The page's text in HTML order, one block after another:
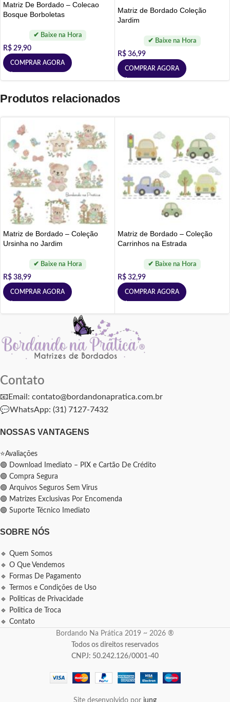
Matriz De Bordado – Colecao
Bosque Borboletas
R$ 29,90
COMPRAR AGORA
Matriz de Bordado Coleção
Jardim
R$ 36,99
COMPRAR AGORA
Produtos relacionados
Matriz de Bordado – Coleção
Ursinha no Jardim
R$ 38,99
COMPRAR AGORA
Matriz de Bordado – Coleção
Carrinhos na Estrada
R$ 32,99
COMPRAR AGORA
Contato
📧Email: contato@bordandonapratica.com.br
💬WhatsApp: (31) 7127-7432
NOSSAS VANTAGENS
⭐Avaliações
🟢 Download Imediato – PIX e Cartão De Crédito
🟢 Compra Segura
🟢 Arquivos Seguros Sem Vírus
🟢 Matrizes Exclusivas Por Encomenda
🟢 Suporte Técnico Imediato
SOBRE NÓS
🔹 Quem Somos
🔹 O Que Vendemos
🔹 Formas De Pagamento
🔹 Termos e Condições de Uso
🔹 Politicas de Privacidade
🔹 Politica de Troca
🔹 Contato
Bordando Na Prática 2019 ~ 2026 ®
Todos os direitos reservados
CNPJ: 50.242.126/0001-40